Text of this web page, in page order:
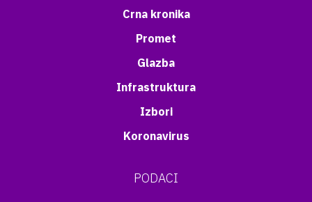
Crna kronika
Promet
Glazba
Infrastruktura
Izbori
Koronavirus
PODACI